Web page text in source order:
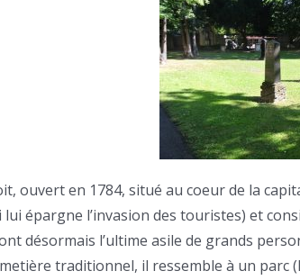
ouvert en 1784, situé au coeur de la
épargne l’invasion des touristes) et
désormais l’ultime asile de grands
traditionnel, il ressemble à un